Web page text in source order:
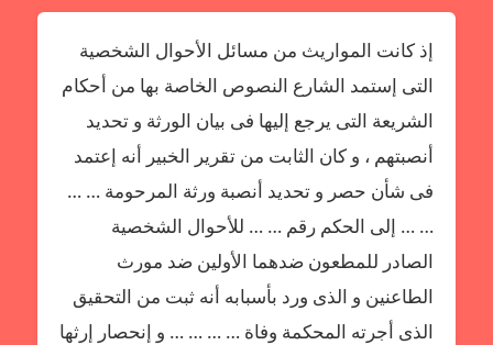
إذ كانت المواريث من مسائل الأحوال الشخصية
التى إستمد الشارع النصوص الخاصة بها من أحكام
الشريعة التى يرجع إليها فى بيان الورثة و تحديد
أنصبتهم ، و كان الثابت من تقرير الخبير أنه إعتمد
فى شأن حصر و تحديد أنصبة ورثة المرحومة … …
… … إلى الحكم رقم … … للأحوال الشخصية
الصادر للمطعون ضدهما الأولين ضد مورث
الطاعنين و الذى ورد بأسبابه أنه ثبت من التحقيق
الذى أجرته المحكمة وفاة … … … … و إنحصار إرثها